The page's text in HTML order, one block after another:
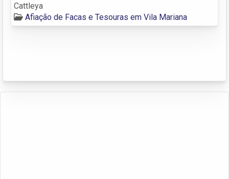
Cattleya
Afiação de Facas e Tesouras em Vila Mariana